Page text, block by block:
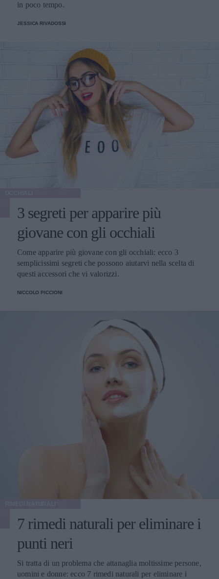
in poco tempo.
JESSICA RIVADOSSI
3 segreti per apparire più
giovane con gli occhiali
Come apparire più giovane con gli occhiali: ecco 3
semplicissimi segreti che possono aiutarvi nella scelta di
questi accessori che vi valorizzi.
NICCOLO PICCIONI
7 rimedi naturali per eliminare i
punti neri
Si tratta di un problema che attanaglia moltissime persone,
uomini e donne: ecco 7 rimedi naturali per eliminare i